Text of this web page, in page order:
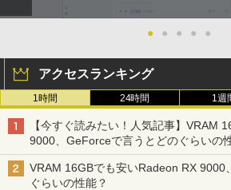
見知らぬ糸
On My Road
￥250
by Amazon 天然水ラ
￥1,117
by Amazon 炭酸水
強炭酸水 ペットボト
art Basic)
ONE PIECE モノク
クスDIGITAL)
￥594
HUNTER×HUNTER
コミックスDIGITAL)
￥572
2026】【Office
937/Celeron
SD:128GB/
フルHD/wifi/HDMI/
￥9,999
GB | DVDマルチ |
3
中古パソコン |
Windows11 | デス
第8世代 | Core i5
Hz | MEM:8GB |
Dマルチ | 無線
DELL デル
HD）IPSパネル
沢 ノングレア 液晶
プレイポート VGA
3
IODATA LCD-
12月11日発売予定
君に カラオケ行こ
￥11,000
3
【全巻】 日本三國
サンデーコミック
￥5,478
● ● ● ● ●
アクセスランキング
1時間 24時間 1週
【今すぐ読みたい！人気記事】VRAM
9000、GeForceで言うとどのぐらいの
VRAM 16GBでも安いRadeon RX 9000
ぐらいの性能？